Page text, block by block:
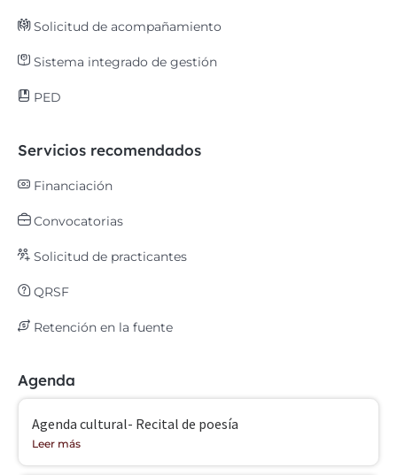
Solicitud de acompañamiento
Sistema integrado de gestión
PED
Servicios recomendados
Financiación
Convocatorias
Solicitud de practicantes
QRSF
Retención en la fuente
Agenda
Agenda cultural- Recital de poesía
Leer más